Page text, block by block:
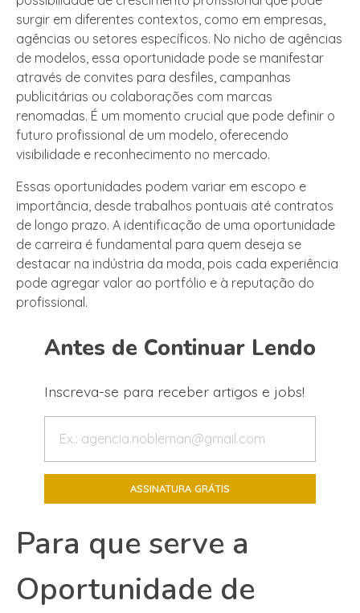
surgir em diferentes contextos, como em empresas,
agências ou setores específicos. No nicho de agências
de modelos, essa oportunidade pode se manifestar
através de convites para desfiles, campanhas
publicitárias ou colaborações com marcas
renomadas. É um momento crucial que pode definir o
futuro profissional de um modelo, oferecendo
visibilidade e reconhecimento no mercado.
Essas oportunidades podem variar em escopo e
importância, desde trabalhos pontuais até contratos
de longo prazo. A identificação de uma oportunidade
de carreira é fundamental para quem deseja se
destacar na indústria da moda, pois cada experiência
pode agregar valor ao portfólio e à reputação do
profissional.
Antes de Continuar Lendo
Inscreva-se para receber artigos e jobs!
Para que serve a
Oportunidade de